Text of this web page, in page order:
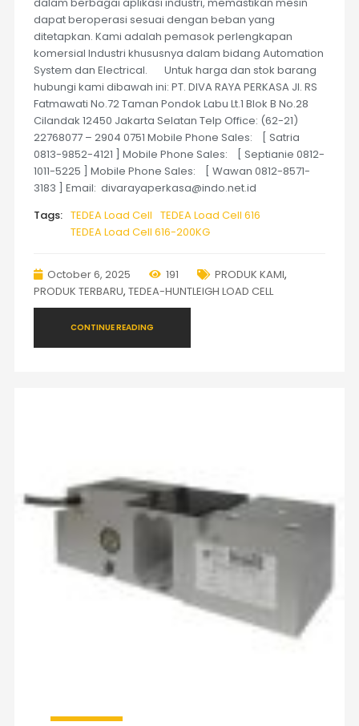
dalam berbagai aplikasi industri, memastikan mesin
dapat beroperasi sesuai dengan beban yang
ditetapkan. Kami adalah pemasok perlengkapan
komersial Industri khususnya dalam bidang Automation
System dan Electrical. Untuk harga dan stok barang
hubungi kami dibawah ini: PT. DIVA RAYA PERKASA Jl. RS
Fatmawati No.72 Taman Pondok Labu Lt.1 Blok B No.28
Cilandak 12450 Jakarta Selatan Telp Office: (62-21)
22768077 – 2904 0751 Mobile Phone Sales: [ Satria
0813-9852-4121 ] Mobile Phone Sales: [ Septianie 0812-
1011-5225 ] Mobile Phone Sales: [ Wawan 0812-8571-
3183 ] Email: divarayaperkasa@indo.net.id
Tags: TEDEA Load Cell TEDEA Load Cell 616
TEDEA Load Cell 616-200KG
October 6, 2025 191 PRODUK KAMI,
PRODUK TERBARU, TEDEA-HUNTLEIGH LOAD CELL
CONTINUE READING